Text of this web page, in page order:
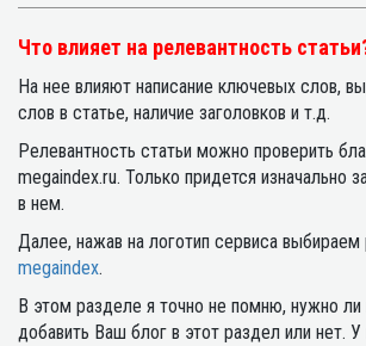
Что влияет на релевантность
На нее влияют написание ключевых слов,
слов в статье, наличие заголовков и т.д.
Релевантность статьи можно проверить
megaindex.ru. Только придется изначально
в нем.
Далее, нажав на логотип сервиса
megaindex.
В этом разделе я точно не помню, нужно ли
добавить Ваш блог в этот раздел или нет.